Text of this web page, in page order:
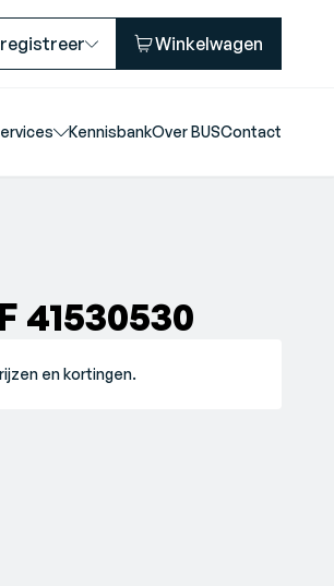
Winkelwagen
KennisbankOver BUSContact
41530530
en kortingen.